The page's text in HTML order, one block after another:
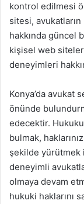
kontrol edilmesi
sitesi,
hakkında güncel
kişisel web
deneyimleri
Konya’da avukat
önünde
edecektir.
bulmak,
şekilde yürütmek
deneyimli
olmaya devam
hukuki haklarını